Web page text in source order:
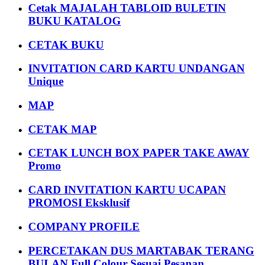
Cetak MAJALAH TABLOID BULETIN
BUKU KATALOG
CETAK BUKU
INVITATION CARD KARTU UNDANGAN
Unique
MAP
CETAK MAP
CETAK LUNCH BOX PAPER TAKE AWAY
Promo
CARD INVITATION KARTU UCAPAN
PROMOSI Eksklusif
COMPANY PROFILE
PERCETAKAN DUS MARTABAK TERANG